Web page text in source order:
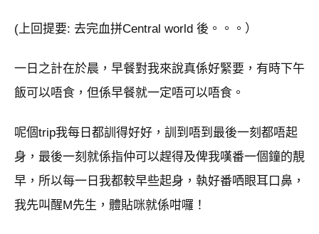
(上回提要: 去完血拼Central world 後。。。）
一日之計在於晨，早餐對我來說真係好緊要，有時下午
飯可以唔食，但係早餐就一定唔可以唔食。
呢個trip我每日都訓得好好，訓到唔到最後一刻都唔起
身，最後一刻就係指仲可以趕得及俾我嘆番一個鐘的靚
早，所以每一日我都較早些起身，執好番哂眼耳口鼻，
我先叫醒M先生，體貼咪就係咁囉！